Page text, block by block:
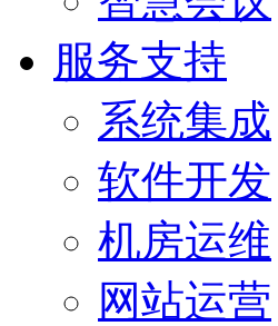
服务支持
系统集成
软件开发
机房运维
网站运营